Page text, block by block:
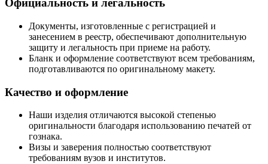
Официальность и легальность
Документы, изготовленные с регистрацией и
занесением в реестр, обеспечивают дополнительную
защиту и легальность при приеме на работу.
Бланк и оформление соответствуют всем требованиям,
подготавливаются по оригинальному макету.
Качество и оформление
Наши изделия отличаются высокой степенью
оригинальности благодаря использованию печатей от
гознака.
Визы и заверения полностью соответствуют
требованиям вузов и институтов.